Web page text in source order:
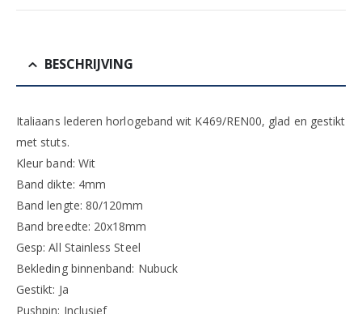
BESCHRIJVING
Italiaans lederen horlogeband wit K469/REN00, glad en gestikt
met stuts.
Kleur band: Wit
Band dikte: 4mm
Band lengte: 80/120mm
Band breedte: 20x18mm
Gesp: All Stainless Steel
Bekleding binnenband: Nubuck
Gestikt: Ja
Pushpin: Inclusief